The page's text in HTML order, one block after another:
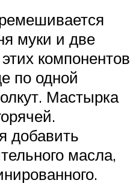
муки и две
компонентов
по одной
Мастырка
добавить
масла,